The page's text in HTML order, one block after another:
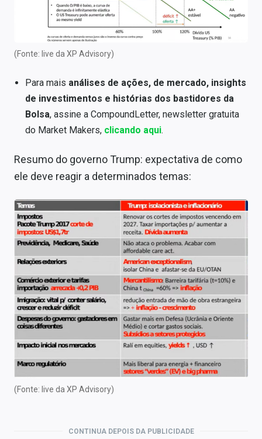
(Fonte: live da XP Advisory)
Para mais análises de ações, de mercado, insights
de investimentos e histórias dos bastidores da
Bolsa, assine a CompoundLetter, newsletter gratuita
do Market Makers, clicando aqui.
Resumo do governo Trump: expectativa de como
ele deve reagir a determinados temas:
(Fonte: live da XP Advisory)
CONTINUA DEPOIS DA PUBLICIDADE